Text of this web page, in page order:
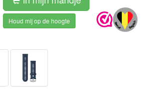
Houd mij op de hoogte